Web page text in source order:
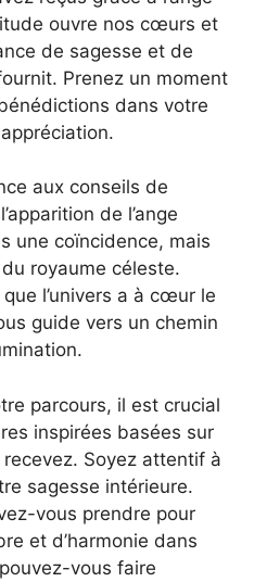
ouvre nos cœurs et
de sagesse et de
Prenez un moment
dans votre
aux conseils de
de l’ange
une coïncidence, mais
royaume céleste.
l’univers a à cœur le
guide vers un chemin
parcours, il est crucial
inspirées basées sur
Soyez attentif à
sagesse intérieure.
vous prendre pour
et d’harmonie dans
vous faire